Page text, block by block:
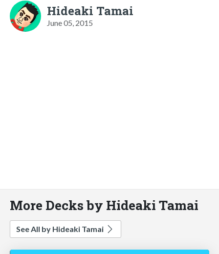
Hideaki Tamai
June 05, 2015
More Decks by Hideaki Tamai
See All by Hideaki Tamai